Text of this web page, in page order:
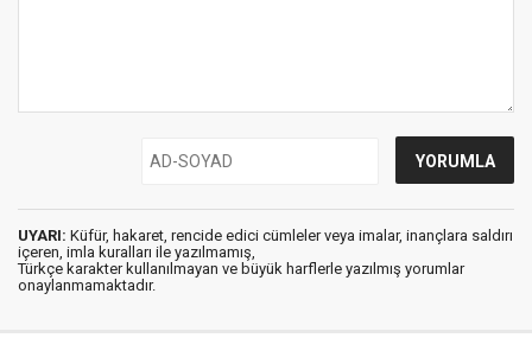
UYARI: Küfür, hakaret, rencide edici cümleler veya imalar, inançlara saldırı
içeren, imla kuralları ile yazılmamış,
Türkçe karakter kullanılmayan ve büyük harflerle yazılmış yorumlar
onaylanmamaktadır.